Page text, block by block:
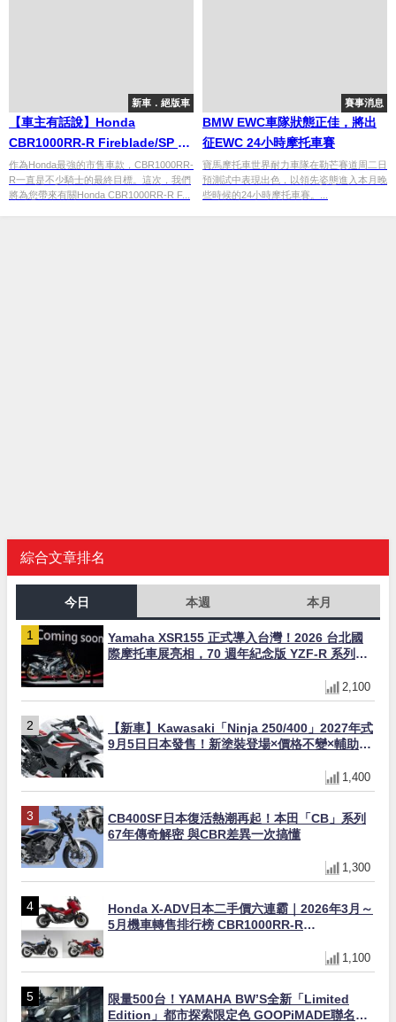
新車．絕版車
【車主有話說】Honda
CBR1000RR-R Fireblade/SP 到
底是怎樣的一輛車？！
作為Honda最強的市售車款，CBR1000RR-
R一直是不少騎士的最終目標。這次，我們
將為您帶來有關Honda CBR1000RR-R F...
賽事消息
BMW EWC車隊狀態正佳，將出
征EWC 24小時摩托車賽
寶馬摩托車世界耐力車隊在勒芒賽道周二日
預測試中表現出色，以領先姿態進入本月晚
些時候的24小時摩托車賽。...
綜合文章排名
今日 本週 本月
Yamaha XSR155 正式導入台灣！2026 台北國
際摩托車展亮相，70 週年紀念版 YZF-R 系列限
2,100
【新車】Kawasaki「Ninja 250/400」2027年式
9月5日日本發售！新塗裝登場×價格不變×輔助滑
1,400
CB400SF日本復活熱潮再起！本田「CB」系列
67年傳奇解密 與CBR差異一次搞懂
1,300
Honda X-ADV日本二手價六連霸｜2026年3月～
5月機車轉售排行榜 CBR1000RR-R
1,100
限量500台！YAMAHA BW’S全新「Limited
Edition」都市探索限定色 GOOPiMADE聯名包